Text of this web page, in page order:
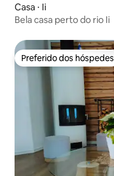
Casa ⋅ Ii
Bela casa perto do rio Ii
Preferido dos hóspedes
Preferido dos hóspedes